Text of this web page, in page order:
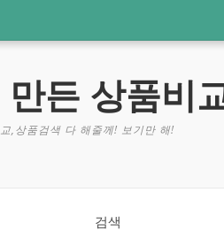
든 상품비
,상품검색 다 해줄께! 보기만 해!
검색